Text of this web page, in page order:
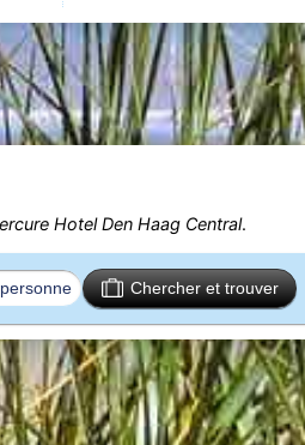
Hotel Den Haag Central.
Chercher et trouver